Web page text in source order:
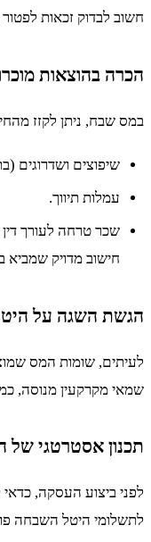
חשוב לבדוק זכאות
הכרה בהוצאות
במס שבח, ניתן לקזז
שיפוצים ושדרוגים
עמלות תיווך.
שכר טרחה לעורך
חישוב מדויק
הגשת השגה על
לעיתים, שומות המס
שמאי מקרקעין מנוסה,
תכנון אסטרטגי של
לפני ביצוע העסקה,
לתשלומי היטל השבחה